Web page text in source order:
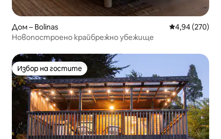
Дом – Bolinas Средна
4,94 (270)
Новопостроено крайбрежно убежище
Избор на гостите
Избор на гостите